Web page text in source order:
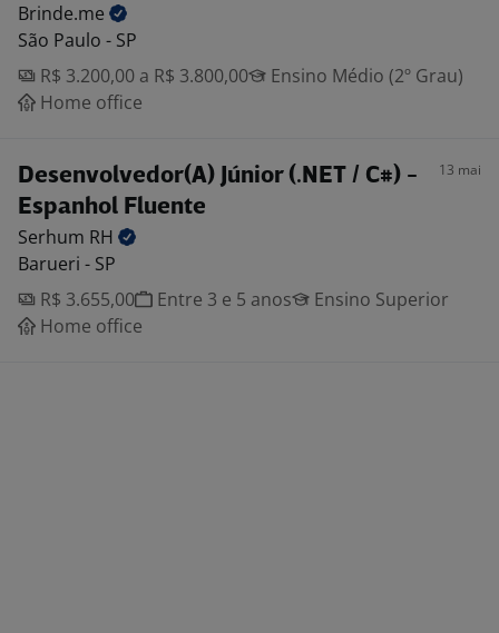
Brinde.me
São Paulo - SP
R$ 3.200,00 a R$ 3.800,00
Ensino Médio (2º Grau)
Home office
Desenvolvedor(A) Júnior (.NET / C#) -
Espanhol Fluente
13 mai
Serhum RH
Barueri - SP
R$ 3.655,00
Entre 3 e 5 anos
Ensino Superior
Home office